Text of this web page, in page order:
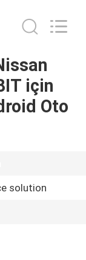
için
Oto
solution